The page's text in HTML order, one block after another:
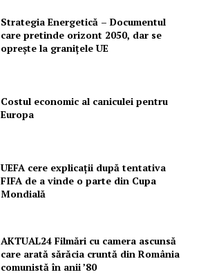
Strategia Energetică – Documentul
care pretinde orizont 2050, dar se
oprește la granițele UE
Costul economic al caniculei pentru
Europa
UEFA cere explicații după tentativa
FIFA de a vinde o parte din Cupa
Mondială
AKTUAL24 Filmări cu camera ascunsă
care arată sărăcia cruntă din România
comunistă în anii ’80